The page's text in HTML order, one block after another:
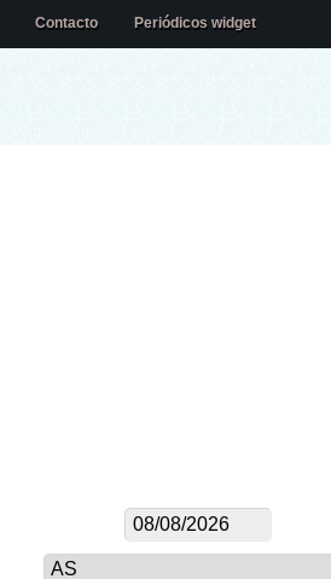
Contacto Periódicos widget